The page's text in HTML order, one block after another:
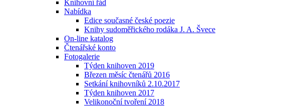
Knihovní řád
Nabídka
Edice současné české poezie
Knihy sudoměřického rodáka J. A. Švece
On-line katalog
Čtenářské konto
Fotogalerie
Týden knihoven 2019
Březen měsíc čtenářů 2016
Setkání knihovníků 2.10.2017
Týden knihoven 2017
Velikonoční tvoření 2018